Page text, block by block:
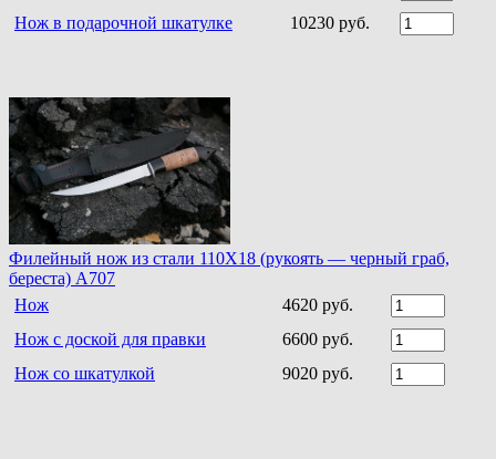
Нож в подарочной шкатулке
10230 руб.
Филейный нож из стали 110Х18 (рукоять — черный граб,
береста) A707
Нож
4620 руб.
Нож с доской для правки
6600 руб.
Нож со шкатулкой
9020 руб.